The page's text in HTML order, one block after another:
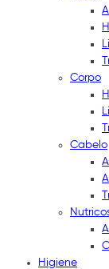
Corpo
Cabelo
Higiene